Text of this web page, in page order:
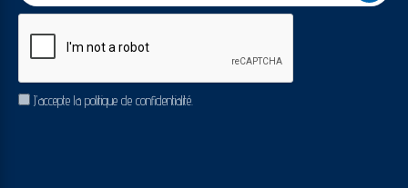
RGPDJ’accepte la politique de confidentialité.